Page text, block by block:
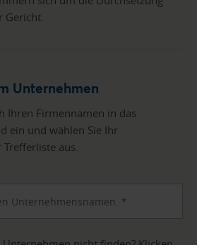
Gericht.
Unternehmen
Ihren Firmennamen in das
ein und wählen Sie Ihr
aus.